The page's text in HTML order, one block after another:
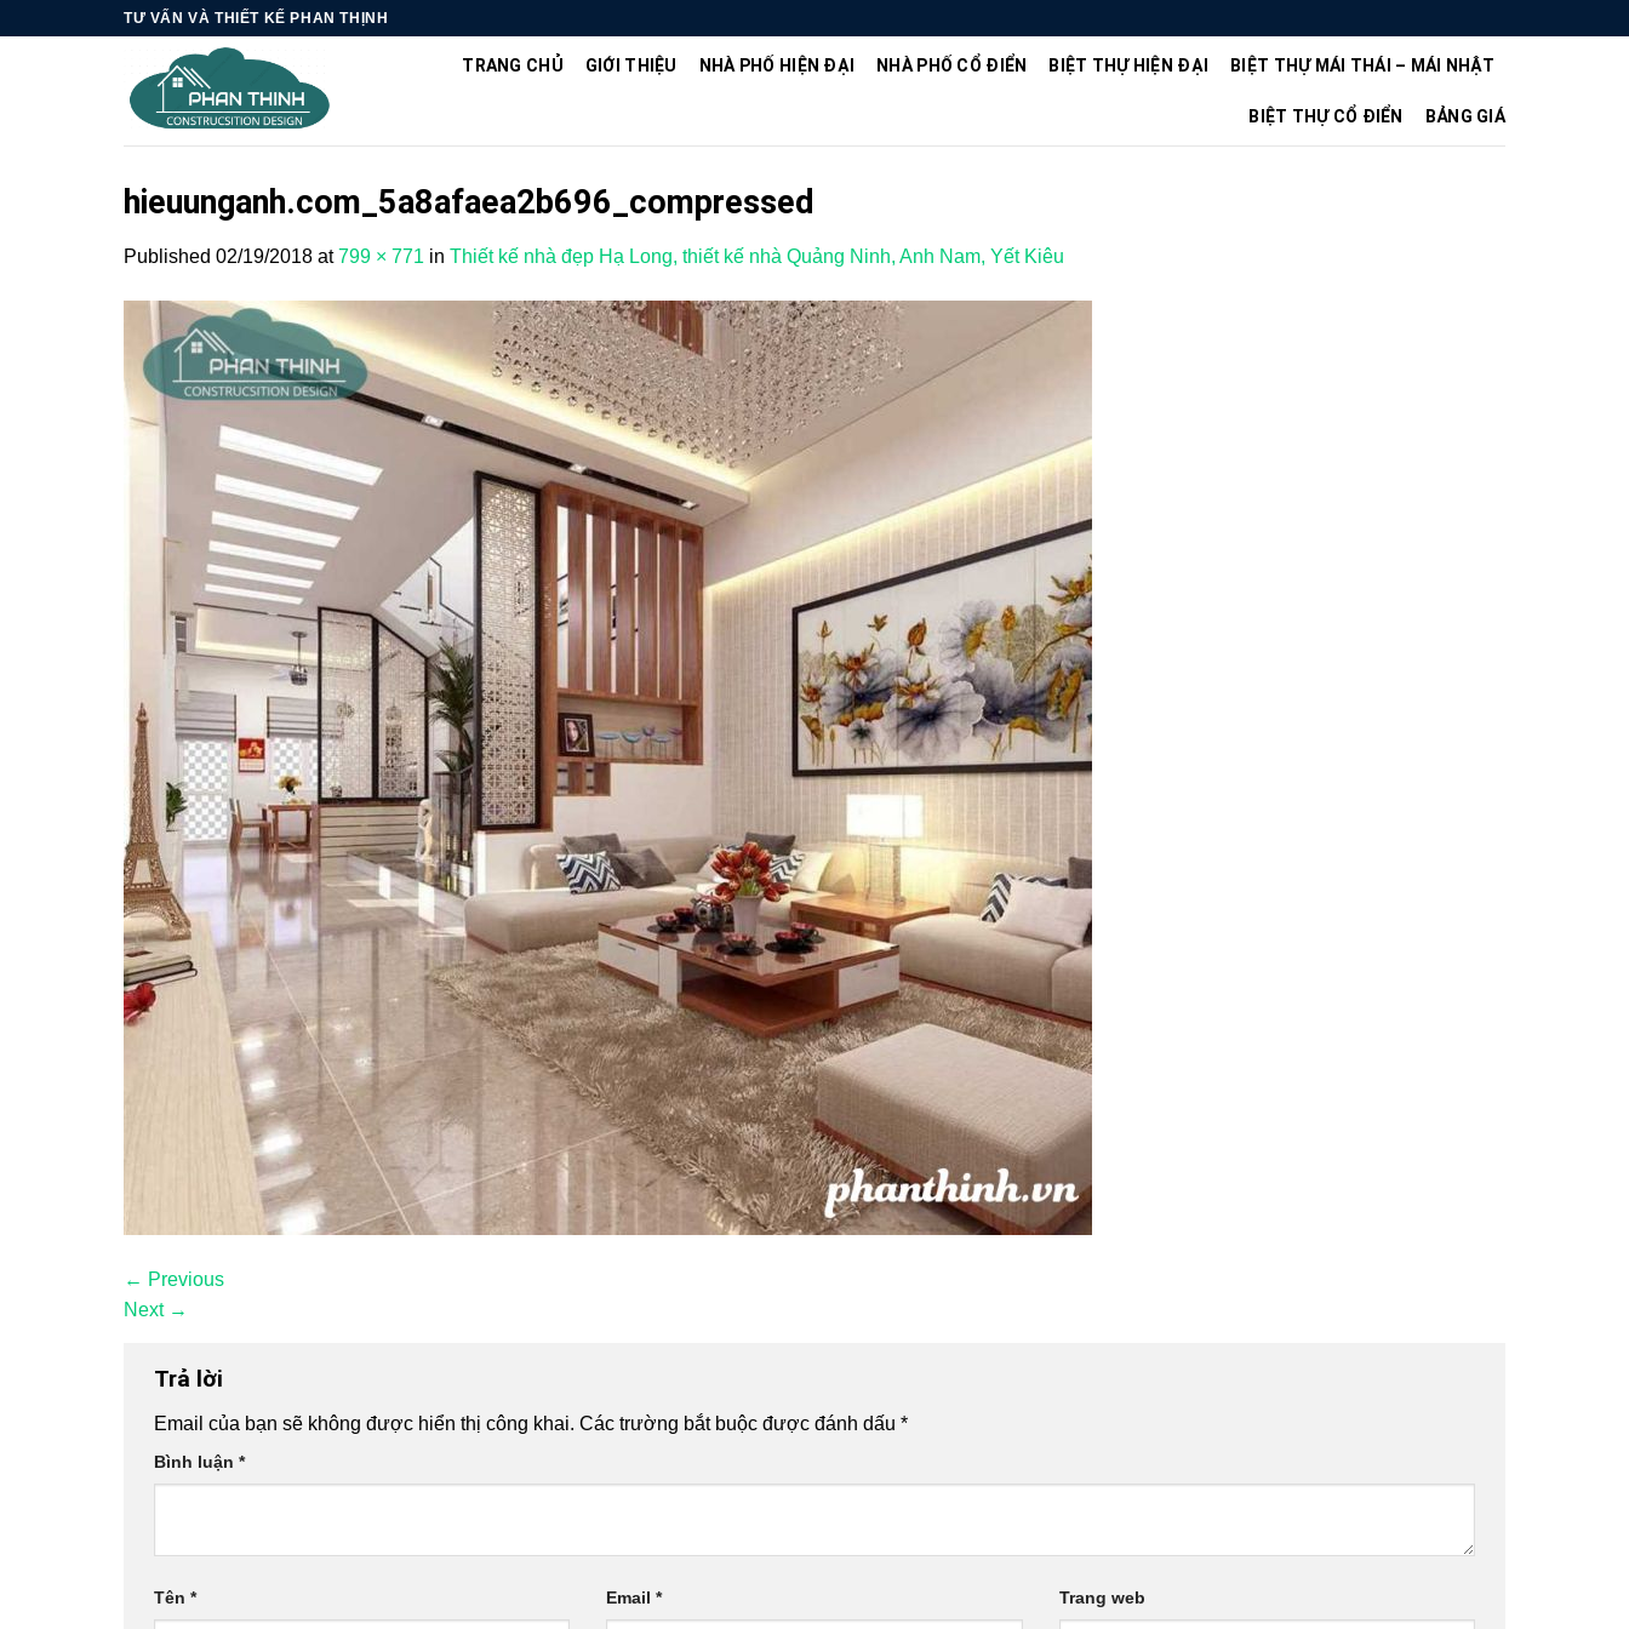
TƯ VẤN VÀ THIẾT KẾ PHAN THỊNH
TRANG CHỦ GIỚI THIỆU NHÀ PHỐ HIỆN ĐẠI NHÀ PHỐ CỔ ĐIỂN BIỆT THỰ HIỆN ĐẠI BIỆT THỰ MÁI THÁI – MÁI NHẬT
BIỆT THỰ CỔ ĐIỂN BẢNG GIÁ
hieuunganh.com_5a8afaea2b696_compressed
Published 02/19/2018 at799 × 771 in Thiết kế nhà đẹp Hạ Long, thiết kế nhà Quảng Ninh, Anh Nam, Yết Kiêu
← Previous
Next →
Trả lời
Email của bạn sẽ không được hiển thị công khai. Các trường bắt buộc được đánh dấu *
Bình luận *
Tên * Email* Trang web